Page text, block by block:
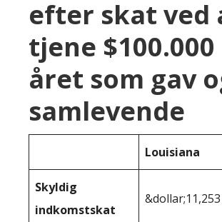
efter skat ved
tjene
året som gav
samlevende
Louisiana
Skyldig
indkomstskat
&dollar;11,253